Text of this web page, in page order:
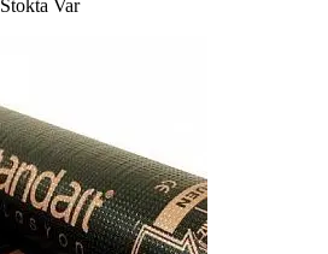
Stokta Var